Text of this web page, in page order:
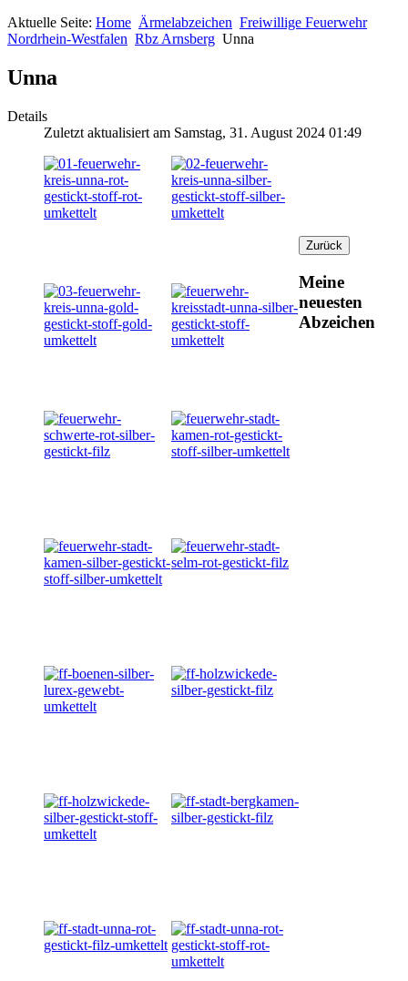
Aktuelle Seite: Home Ärmelabzeichen Freiwillige Feuerwehr
Nordrhein-Westfalen Rbz Arnsberg Unna
Unna
Details
Zuletzt aktualisiert am Samstag, 31. August 2024 01:49
Meine
neuesten
Abzeichen